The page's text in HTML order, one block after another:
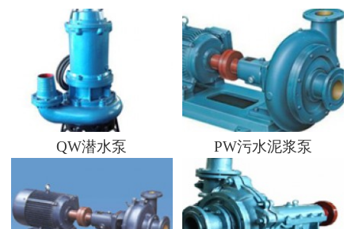
新闻中心
联系我们
QW潜水泵 PW污水泥浆泵